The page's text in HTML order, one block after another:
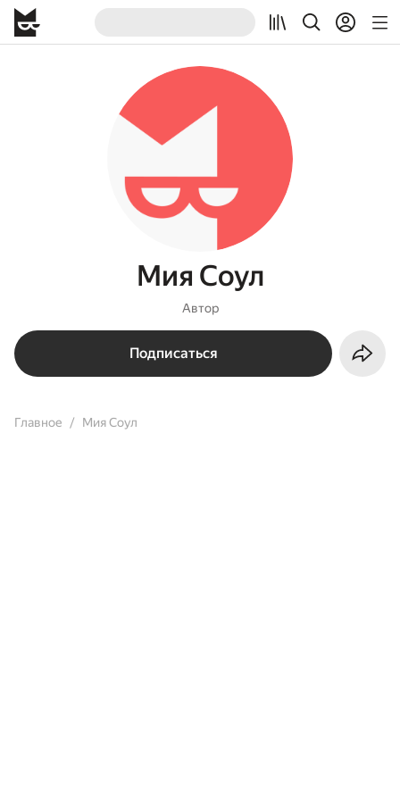
Мия Соул
Автор
Подписаться
Главное Мия Соул